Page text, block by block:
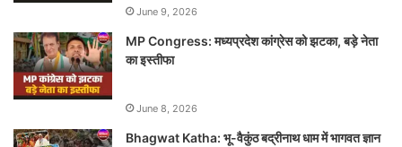
June 9, 2026
MP Congress: मध्यप्रदेश कांग्रेस को झटका, बड़े नेता
का इस्तीफा
June 8, 2026
Bhagwat Katha: भू-वैकुंठ बद्रीनाथ धाम में भागवत ज्ञान